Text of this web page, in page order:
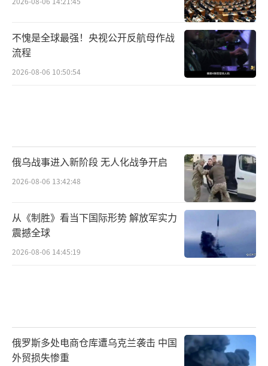
不愧是全球最强！央视公开反航母作战
流程
2026-08-06 10:50:54
俄乌战事进入新阶段 无人化战争开启
2026-08-06 13:42:48
从《制胜》看当下国际形势 解放军实力
震撼全球
2026-08-06 14:45:19
俄罗斯多处电商仓库遭乌克兰袭击 中国
外贸损失惨重